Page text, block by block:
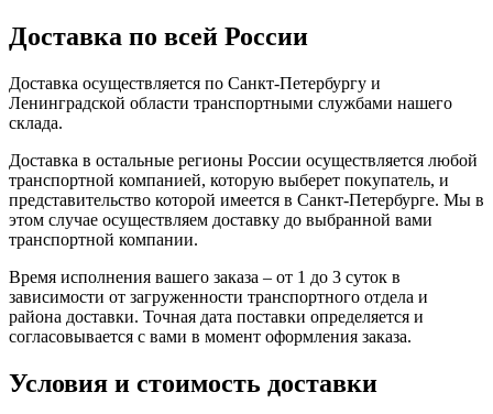
Доставка по всей России
Доставка осуществляется по Санкт-Петербургу и
Ленинградской области транспортными службами нашего
склада.
Доставка в остальные регионы России осуществляется любой
транспортной компанией, которую выберет покупатель, и
представительство которой имеется в Санкт-Петербурге. Мы в
этом случае осуществляем доставку до выбранной вами
транспортной компании.
Время исполнения вашего заказа – от 1 до 3 суток в
зависимости от загруженности транспортного отдела и
района доставки. Точная дата поставки определяется и
согласовывается с вами в момент оформления заказа.
Условия и стоимость доставки